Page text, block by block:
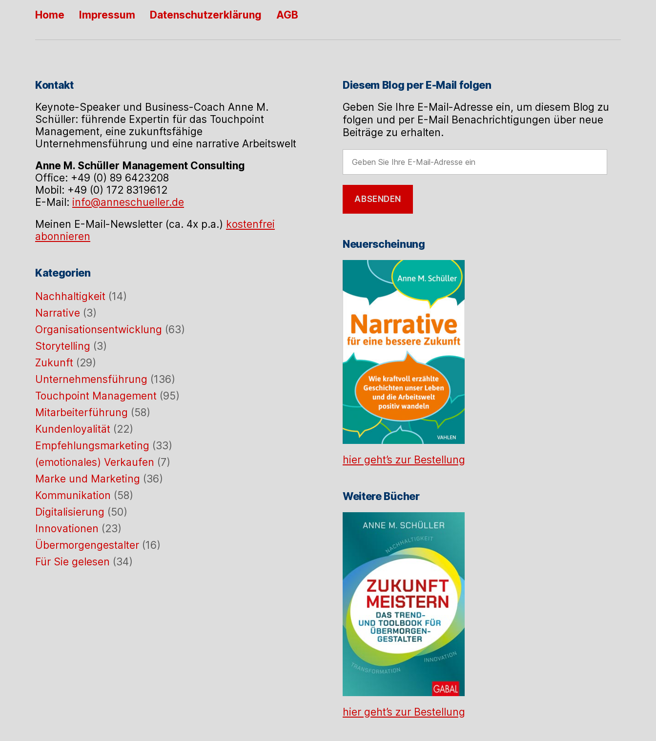
Home Impressum Datenschutzerklärung AGB
Kontakt
Keynote-Speaker und Business-Coach Anne M.
Schüller: führende Expertin für das Touchpoint
Management, eine zukunftsfähige
Unternehmensführung und eine narrative Arbeitswelt
Anne M. Schüller Management Consulting
Office: +49 (0) 89 6423208
Mobil: +49 (0) 172 8319612
E-Mail: info@anneschueller.de
Meinen E-Mail-Newsletter (ca. 4x p.a.) kostenfrei
abonnieren
Kategorien
Nachhaltigkeit (14)
Narrative (3)
Organisationsentwicklung (63)
Storytelling (3)
Zukunft (29)
Unternehmensführung (136)
Touchpoint Management (95)
Mitarbeiterführung (58)
Kundenloyalität (22)
Empfehlungsmarketing (33)
(emotionales) Verkaufen (7)
Marke und Marketing (36)
Kommunikation (58)
Digitalisierung (50)
Innovationen (23)
Übermorgengestalter (16)
Für Sie gelesen (34)
Diesem Blog per E-Mail folgen
Geben Sie Ihre E-Mail-Adresse ein, um diesem Blog zu
folgen und per E-Mail Benachrichtigungen über neue
Beiträge zu erhalten.
ABSENDEN
Neuerscheinung
hier geht’s zur Bestellung
Weitere Bücher
hier geht’s zur Bestellung